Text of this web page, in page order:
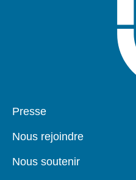
Pied
page
Presse
Nous rejoindre
Nous soutenir